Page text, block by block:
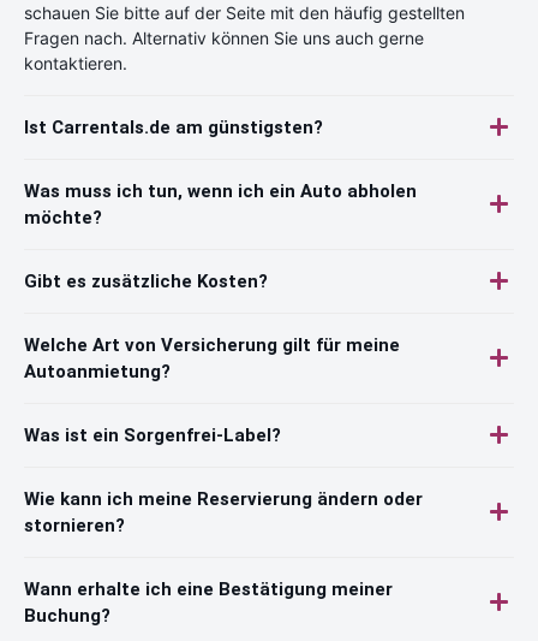
schauen Sie bitte auf der Seite mit den häufig gestellten
Fragen nach. Alternativ können Sie uns auch gerne
kontaktieren.
Ist Carrentals.de am günstigsten?
Was muss ich tun, wenn ich ein Auto abholen
möchte?
Gibt es zusätzliche Kosten?
Welche Art von Versicherung gilt für meine
Autoanmietung?
Was ist ein Sorgenfrei-Label?
Wie kann ich meine Reservierung ändern oder
stornieren?
Wann erhalte ich eine Bestätigung meiner
Buchung?